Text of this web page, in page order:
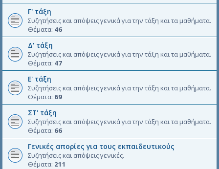
Γ' τάξη
Συζητήσεις και απόψεις γενικά για την τάξη και τα μαθήματα.
Θέματα: 46
Δ' τάξη
Συζητήσεις και απόψεις γενικά για την τάξη και τα μαθήματα.
Θέματα: 47
Ε' τάξη
Συζητήσεις και απόψεις γενικά για την τάξη και τα μαθήματα.
Θέματα: 69
ΣΤ' τάξη
Συζητήσεις και απόψεις γενικά για την τάξη και τα μαθήματα.
Θέματα: 66
Γενικές απορίες για τους εκπαιδευτικούς
Συζητήσεις και απόψεις γενικές.
Θέματα: 211